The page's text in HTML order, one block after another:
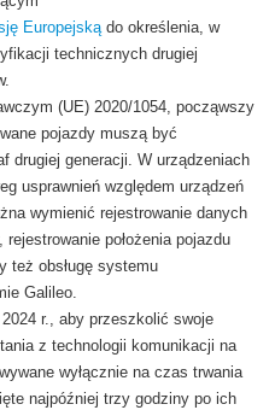
Europejskądo określenia, w
technicznych drugiej
(UE) 2020/1054, począwszy
pojazdy muszą być
drugiej generacji. W urządzeniach
usprawnień względem urządzeń
wymienić rejestrowanie danych
położenia pojazdu
też obsługę systemu
Galileo.
r., aby przeszkolić swoje
z technologii komunikacji na
wyłącznie na czas trwania
najpóźniej trzy godziny po ich